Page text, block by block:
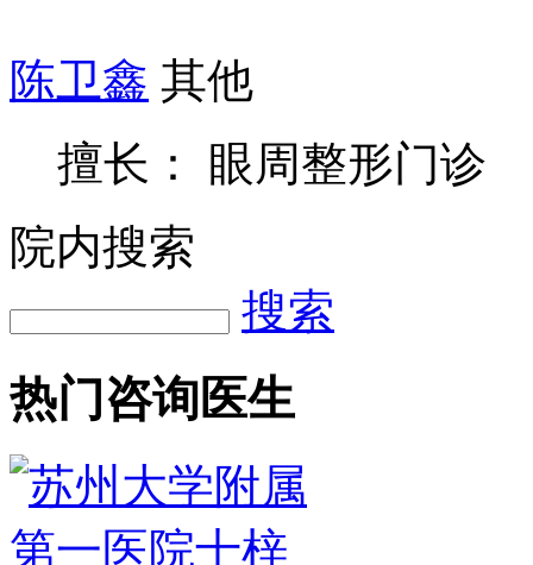
陈卫鑫 其他
擅长： 眼周整形门诊
院内搜索
搜索
热门咨询医生